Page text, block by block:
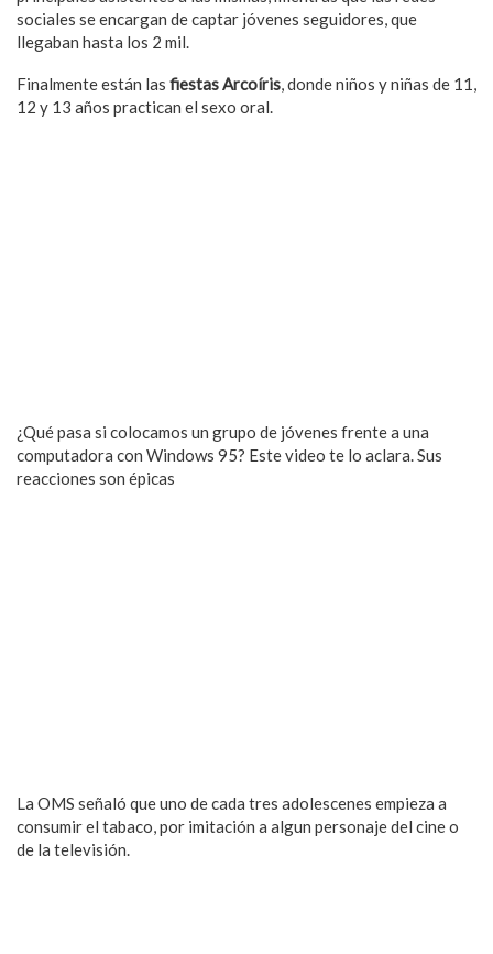
sociales se encargan de captar jóvenes seguidores, que
llegaban hasta los 2 mil.
Finalmente están las fiestas Arcoíris , donde niños y niñas de 11,
12 y 13 años practican el sexo oral.
¿Qué pasa si colocamos un grupo de jóvenes frente a una
computadora con Windows 95? Este video te lo aclara. Sus
reacciones son épicas
La OMS señaló que uno de cada tres adolescenes empieza a
consumir el tabaco, por imitación a algun personaje del cine o
de la televisión.